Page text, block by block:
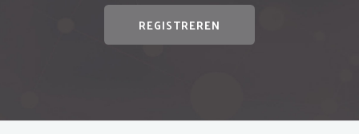
REGISTREREN